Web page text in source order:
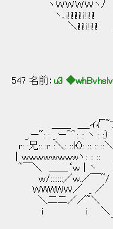
ヽＷＷＷＷヽ
ヽ､
＼i!i!i!i!i!
547 名前： u3
＿＿ ＿_ィ√~
_.ー~: : _.ー＾＾: :: ヽ
r: :兄:: :ｒ :＼: ::Ю: :: :: ::＼
｜ｗｗｗｗｗｗｗwヽ: :: ::
~￣＼ ＿＿‘ｗ｜
ｗ/:::::::／ｗ.／￣~/
ＷWWWＷ／
＼二二／／
i i ＼ ／
￣￣￣￣